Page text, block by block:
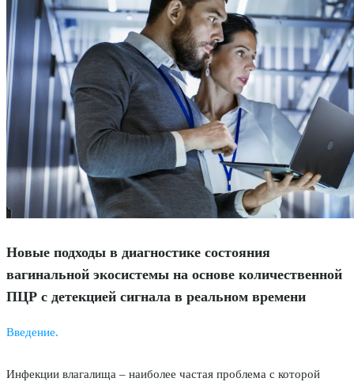
Новые подходы в диагностике состояния
вагинальной экосистемы на основе количественной
ПЦР с детекцией сигнала в реальном времени
Введение.
Инфекции влагалища – наиболее частая проблема с которой